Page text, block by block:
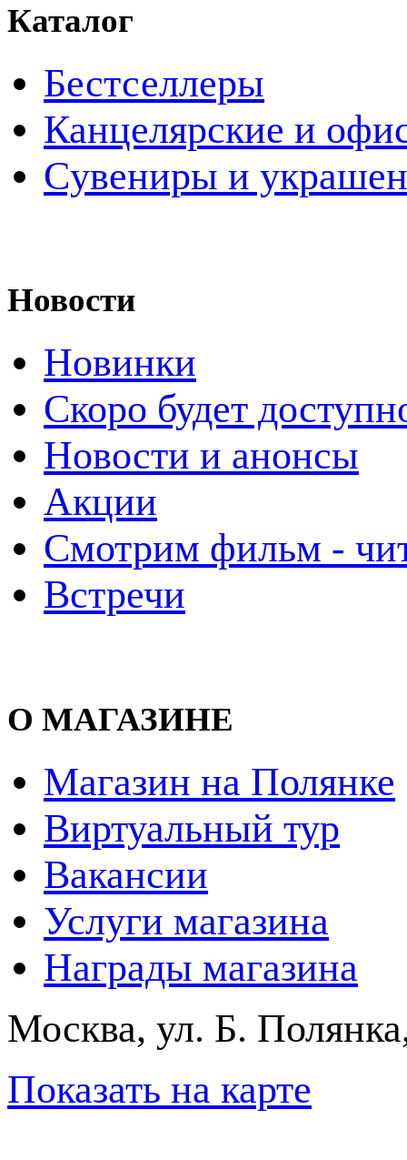
Каталог
Бестселлеры
Канцелярские и
Cувениры и
Новости
Новинки
Скоро будет
Новости и анонсы
Акции
Смотрим фильм -
Встречи
О МАГАЗИНЕ
Магазин на Полянке
Виртуальный тур
Вакансии
Услуги магазина
Награды магазина
Москва, ул. Б.
Показать на карте